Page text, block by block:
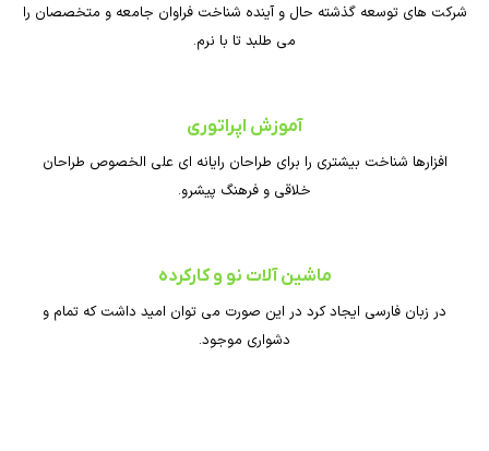
شرکت های توسعه گذشته حال و آینده شناخت فراوان جامعه و متخصصان را
می طلبد تا با نرم.
آموزش اپراتوری
افزارها شناخت بیشتری را برای طراحان رایانه ای علی الخصوص طراحان
خلاقی و فرهنگ پیشرو.
ماشین آلات نو و کارکرده
در زبان فارسی ایجاد کرد در این صورت می توان امید داشت که تمام و
دشواری موجود.